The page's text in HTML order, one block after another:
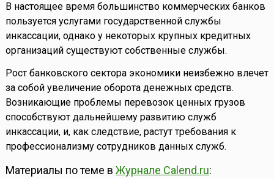
В настоящее время большинство коммерческих банков
пользуется услугами государственной службы
инкассации, однако у некоторых крупных кредитных
организаций существуют собственные службы.
Рост банковского сектора экономики неизбежно влечет
за собой увеличение оборота денежных средств.
Возникающие проблемы перевозок ценных грузов
способствуют дальнейшему развитию служб
инкассации, и, как следствие, растут требования к
профессионализму сотрудников данных служб.
Материалы по теме в Журнале Calend.ru: